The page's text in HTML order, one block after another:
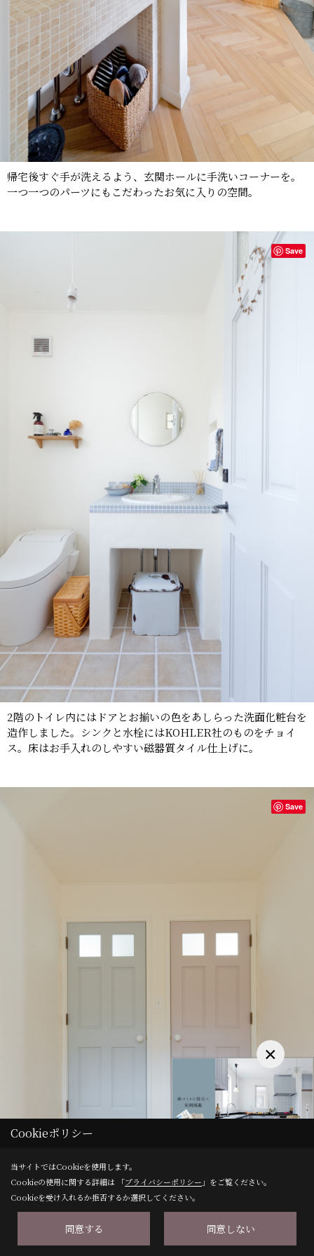
帰宅後すぐ手が洗えるよう、玄関ホールに手洗いコーナーを。
一つ一つのパーツにもこだわったお気に入りの空間。
2階のトイレ内にはドアとお揃いの色をあしらった洗面化粧台を
造作しました。シンクと水栓にはKOHLER社のものをチョイ
ス。床はお手入れのしやすい磁器質タイル仕上げに。
Save
Save
Cookieポリシー
当サイトではCookieを使用します。
Cookieの使用に関する詳細は 「プライバシーポリシー 」をご覧ください。
Cookieを受け入れるか拒否するか選択してください。
同意する 同意しない
×